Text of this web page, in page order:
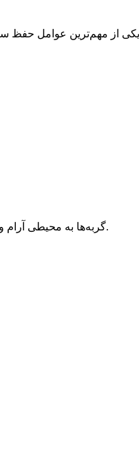
گربه‌ها به محیطی آرام و امن نیاز دارند. بهتر است در خانه فضایی مشخص برای استراحت، غذا خوردن و بازی آن‌ها در نظر بگیرید.